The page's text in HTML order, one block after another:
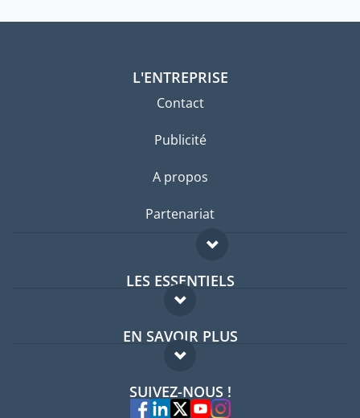
L'ENTREPRISE
Contact
Publicité
A propos
Partenariat
LES ESSENTIELS
Forum expatriés
Guides pays
EN SAVOIR PLUS
FAQ
Experts
SUIVEZ-NOUS !